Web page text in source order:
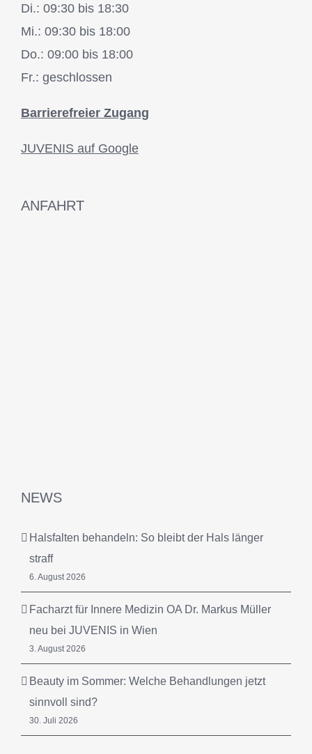
Di.: 09:30 bis 18:30
Mi.: 09:30 bis 18:00
Do.: 09:00 bis 18:00
Fr.: geschlossen
Barrierefreier Zugang
JUVENIS auf Google
ANFAHRT
NEWS
Halsfalten behandeln: So bleibt der Hals länger
straff
6. August 2026
Facharzt für Innere Medizin OA Dr. Markus Müller
neu bei JUVENIS in Wien
3. August 2026
Beauty im Sommer: Welche Behandlungen jetzt
sinnvoll sind?
30. Juli 2026